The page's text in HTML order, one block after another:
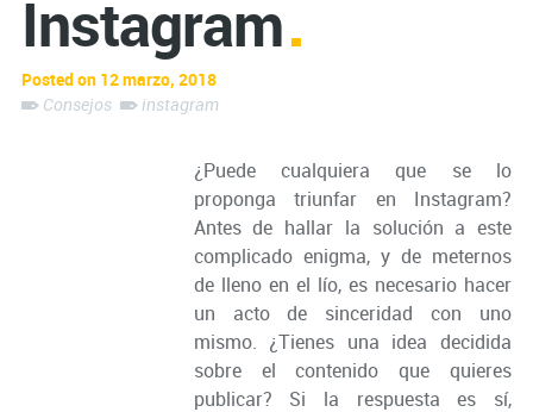
Instagram
Posted on 12 marzo, 2018
Consejos
instagram
¿Puede cualquiera que se lo
proponga triunfar en Instagram?
Antes de hallar la solución a este
complicado enigma, y de meternos
de lleno en el lío, es necesario hacer
un acto de sinceridad con uno
mismo. ¿Tienes una idea decidida
sobre el contenido que quieres
publicar? Si la respuesta es sí,